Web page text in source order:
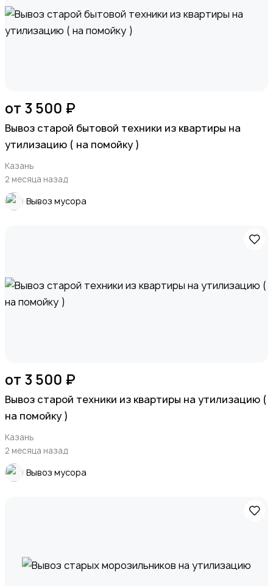
от 3 500 ₽
Вывоз старой бытовой техники из квартиры на
утилизацию ( на помойку )
Казань
2 месяца назад
Вывоз мусора
от 3 500 ₽
Вывоз старой техники из квартиры на утилизацию (
на помойку )
Казань
2 месяца назад
Вывоз мусора